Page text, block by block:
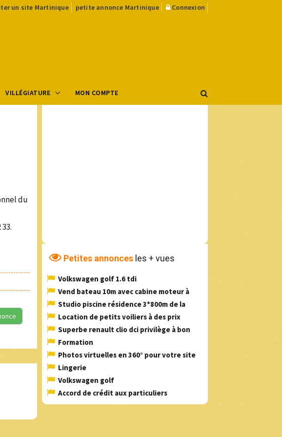
un site Martinique petite annonce Martinique Connexion
VILLÉGIATURE MON COMPTE
du
Petites annonces les + vues
Volkswagen golf 1.6 tdi
Vend bateau 10m avec cabine moteur à
Studio piscine résidence 3*800m de la
Location de petits voiliers à des prix
Superbe renault clio dci privilège à bon
Formation
Photos virtuelles en 360° pour votre site
Lingerie
Volkswagen golf
Accord de crédit aux particuliers